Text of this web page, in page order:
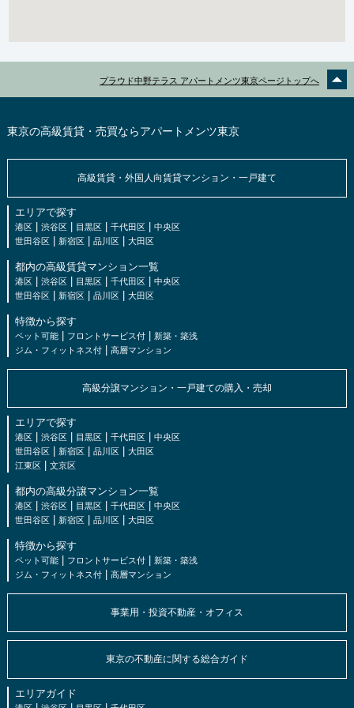
プラウド中野テラス アパートメンツ東京ページトップへ
東京の高級賃貸・売買ならアパートメンツ東京
高級賃貸・外国人向賃貸マンション・一戸建て
エリアで探す
港区| 渋谷区| 目黒区| 千代田区|
中央区
世田谷区| 新宿区| 品川区| 大田区
都内の高級賃貸マンション一覧
港区| 渋谷区| 目黒区| 千代田区|
中央区
世田谷区| 新宿区| 品川区| 大田区
特徴から探す
ペット可能| フロントサービス付|
新築・築浅
ジム・フィットネス付| 高層マンション
高級分譲マンション・一戸建ての購入・売却
エリアで探す
港区| 渋谷区| 目黒区| 千代田区|
中央区
世田谷区| 新宿区| 品川区|
大田区
江東区| 文京区
都内の高級分譲マンション一覧
港区| 渋谷区| 目黒区| 千代田区|
中央区
世田谷区| 新宿区| 品川区| 大田区
特徴から探す
ペット可能| フロントサービス付|
新築・築浅
ジム・フィットネス付| 高層マンション
事業用・投資不動産・オフィス
東京の不動産に関する総合ガイド
エリアガイド